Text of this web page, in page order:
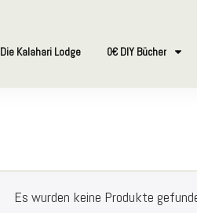
Die Kalahari Lodge 0€ DIY Bücher
Es wurden keine Produkte